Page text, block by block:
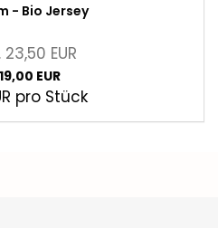
- Bio Jersey
EUR
EUR
pro Stück